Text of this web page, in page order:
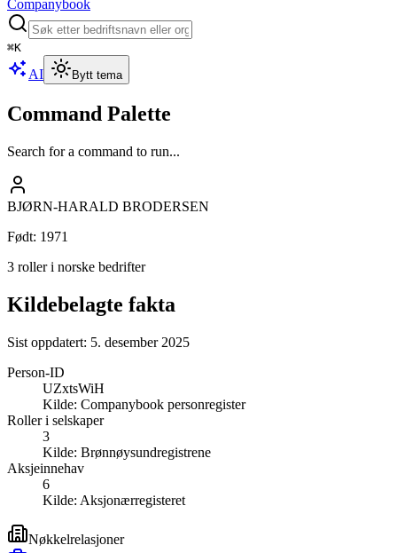
Companybook
⌘K
AI Bytt tema
Command Palette
Search for a command to run...
BJØRN-HARALD BRODERSEN
Født: 1971
3 roller i norske bedrifter
Kildebelagte fakta
Sist oppdatert: 5. desember 2025
Person-ID
UZxtsWiH
Kilde: Companybook personregister
Roller i selskaper
3
Kilde: Brønnøysundregistrene
Aksjeinnehav
6
Kilde: Aksjonærregisteret
Nøkkelrelasjoner